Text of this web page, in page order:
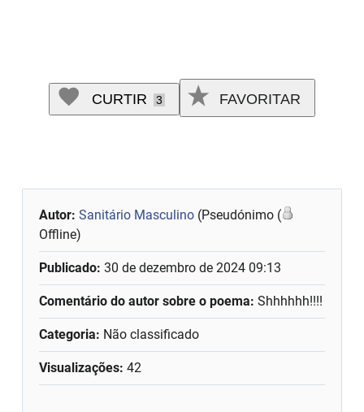
CURTIR 3 FAVORITAR
Autor:Sanitário Masculino (Pseudónimo (
Offline)
Publicado:30 de dezembro de 2024 09:13
Comentário do autor sobre o poema:Shhhhhh!!!!
Categoria: Não classificado
Visualizações: 42